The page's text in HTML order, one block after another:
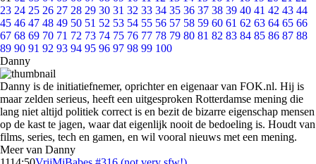
23 24 25 26 27 28 29 30 31 32 33 34 35 36 37 38 39 40 41 42 43 44
45 46 47 48 49 50 51 52 53 54 55 56 57 58 59 60 61 62 63 64 65 66
67 68 69 70 71 72 73 74 75 76 77 78 79 80 81 82 83 84 85 86 87 88
89 90 91 92 93 94 95 96 97 98 99 100
Danny
Danny is de initiatiefnemer, oprichter en eigenaar van FOK.nl. Hij is
maar zelden serieus, heeft een uitgesproken Rotterdamse mening die
lang niet altijd politiek correct is en bezit de bizarre eigenschap mensen
op de kast te jagen, waar dat eigenlijk nooit de bedoeling is. Houdt van
films, series, tech en gamen, en wil vooral nieuws met een mening.
Meer van Danny